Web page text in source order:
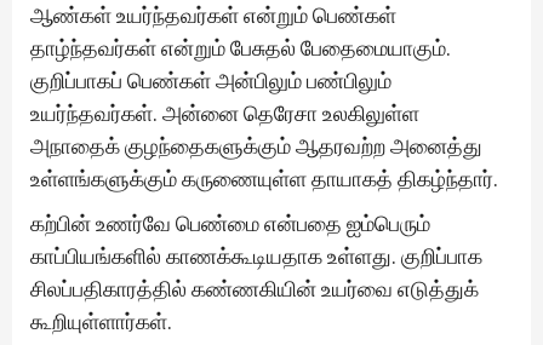
ஆண்கள் உயர்ந்தவர்கள் என்றும் பெண்கள்
தாழ்ந்தவர்கள் என்றும் பேசுதல் பேதைமையாகும்.
குறிப்பாகப் பெண்கள் அன்பிலும் பண்பிலும்
உயர்ந்தவர்கள். அன்னை தெரேசா உலகிலுள்ள
அநாதைக் குழந்தைகளுக்கும் ஆதரவற்ற அனைத்து
உள்ளங்களுக்கும் கருணையுள்ள தாயாகத் திகழ்ந்தார்.
கற்பின் உணர்வே பெண்மை என்பதை ஐம்பெரும்
காப்பியங்களில் காணக்கூடியதாக உள்ளது. குறிப்பாக
சிலப்பதிகாரத்தில் கண்ணகியின் உயர்வை எடுத்துக்
கூறியுள்ளார்கள்.